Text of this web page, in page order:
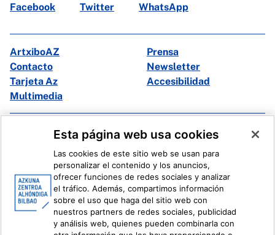
Facebook
Twitter WhatsApp
ArtxiboAZ
Prensa
Contacto
Newsletter
Tarjeta Az
Accesibilidad
Multimedia
Facebook
X
Ivoox
Información legal Sistema Interno de Información
Esta página web usa cookies
Las cookies de este sitio web se usan para
personalizar el contenido y los anuncios,
ofrecer funciones de redes sociales y analizar
el tráfico. Además, compartimos información
sobre el uso que haga del sitio web con
nuestros partners de redes sociales, publicidad
y análisis web, quienes pueden combinarla con